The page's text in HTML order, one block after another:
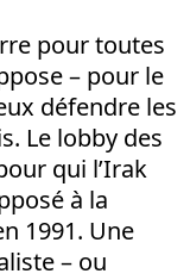
pour toutes
– pour le
défendre les
Le lobby des
qui l’Irak
à la
1991. Une
– ou